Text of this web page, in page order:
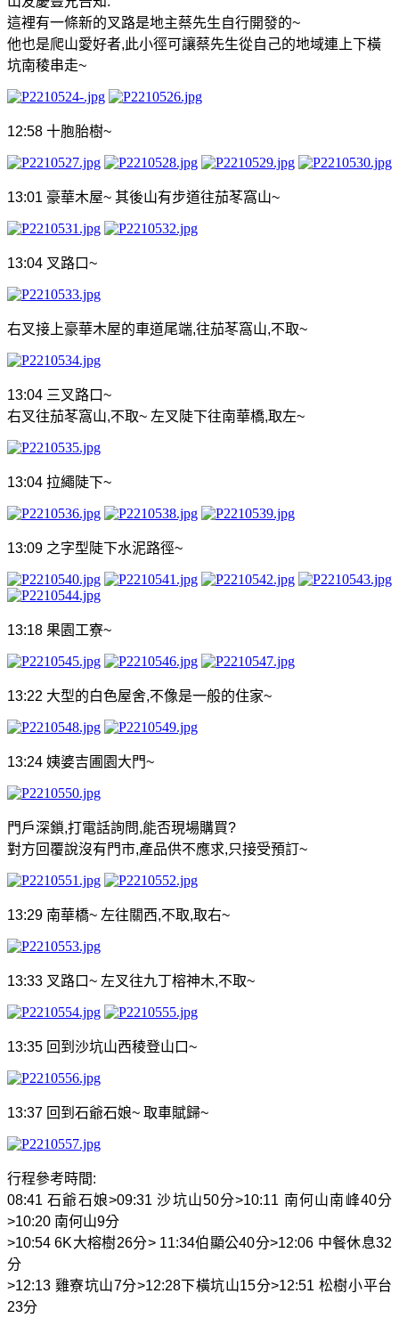
這裡有一條新的叉路是地主蔡先生自行開發的~
他也是爬山愛好者,此小徑可讓蔡先生從自己的地域連上下橫
坑南稜串走~
12:58 十胞胎樹~
13:01 豪華木屋~ 其後山有步道往茄苳窩山~
13:04 叉路口~
右叉接上豪華木屋的車道尾端,往茄苳窩山,不取~
13:04 三叉路口~
右叉往茄苳窩山,不取~ 左叉陡下往南華橋,取左~
13:04 拉繩陡下~
13:09 之字型陡下水泥路徑~
13:18 果園工寮~
13:22 大型的白色屋舍,不像是一般的住家~
13:24 姨婆吉圃園大門~
門戶深鎖,打電話詢問,能否現場購買?
對方回覆說沒有門市,產品供不應求,只接受預訂~
13:29 南華橋~ 左往關西,不取,取右~
13:33 叉路口~ 左叉往九丁榕神木,不取~
13:35 回到沙坑山西稜登山口~
13:37 回到石爺石娘~ 取車賦歸~
行程參考時間:
08:41石爺石娘>09:31沙坑山50分>10:11 南何山南峰40分
>10:20 南何山9分
>10:54 6K大榕樹26分> 11:34伯顯公40分>12:06 中餐休息32
分
>12:13 雞寮坑山7分>12:28下橫坑山15分>12:51 松樹小平台
23分